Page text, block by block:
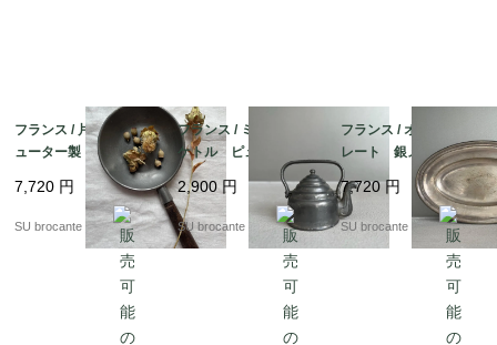
H約2.5cm
・注意点
100年以上前のアンティーク品です。経年による劣化具合は
個人で感じ方が異なると思いますので、写真でよくご確認の
上、疑問点がある場合は、ご購入の前にお問い合わせくださ
フランス / 片手鍋 ピ
ューター製
7,720 円
SU brocante
フランス / ミニチュア
ケトル ピューター製
2,900円
SU brocante
フランス / オーバルプ
レート 銀メッキ
7,720円
SU brocante